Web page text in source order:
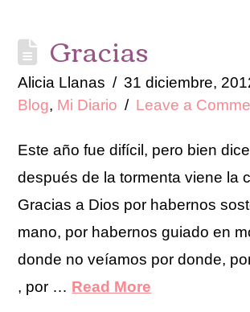
Gracias
Alicia Llanas
31 diciembre,
Blog, Mi Diario Leave a
Este año fue difícil, pero bien
después de la tormenta viene la
Gracias a Dios por habernos
mano, por habernos guiado en
donde no veíamos por donde,
, por … Read More